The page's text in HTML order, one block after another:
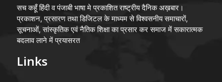
सच कहूँ हिंदी व पंजाबी भाषा मे प्रकाशित राष्ट्रीय दैनिक अख़बार।
प्रकाशन, प्रसारण तथा डिजिटल के माध्यम से विश्वसनीय समाचारों,
सूचनाओं, सांस्कृतिक एवं नैतिक शिक्षा का प्रसार कर समाज में सकारात्मक
बदलाव लाने में प्रयासरत
Links